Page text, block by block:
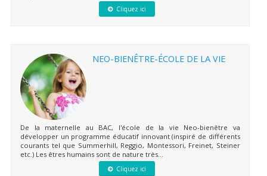
Cliquez ici
NEO-BIENÊTRE-ÉCOLE DE LA VIE
De la maternelle au BAC, l'école de la vie Neo-bienêtre va
développer un programme éducatif innovant (inspiré de différents
courants tel que Summerhill, Reggio, Montessori, Freinet, Steiner
etc.) Les êtres humains sont de nature très...
Cliquez ici